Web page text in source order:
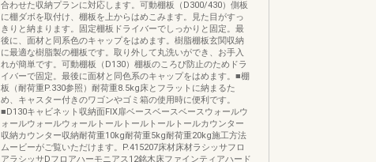
合わせた収納プランに対応します。可動棚板（D300/430）側板
に棚ダボを取付け、棚板を上からはめこみます。見た目がすっ
きりと納まります。固定棚板ドライバーでしっかりと固定。最
後に、面材と同系色のキャップをはめます。樹脂棚板玄関収納
に最適な樹脂製の棚板です。取り外して丸洗いができ、お手入
れが簡単です。可動棚板（D130）棚板のころび防止のためドラ
イバーで固定。最後に面材と同色系のキャップをはめます。■棚
板（耐荷重P.330参照）耐荷重8.5kg床とフラットに納まるた
め、キャスター付きのワゴンやゴミ箱の使用時に便利です。
■D130キャビネット収納面FIX扉ベースベースベースウォールウ
ォールウォールウォールトールトールトールトールカウンター
収納カウンター収納耐荷重10kg耐荷重5kg耐荷重20kg施工方法
ムービーがご覧いただけます。P.415207床材床材ラシッサフロ
アラシッサDフロアハーモニアス12銘木床ファインティアハード